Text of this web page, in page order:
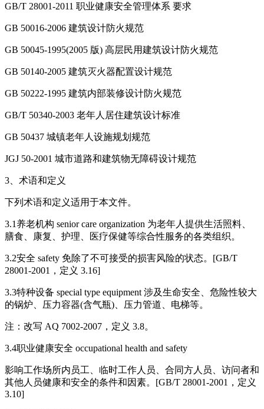
GB/T 28001-2011 职业健康安全管理体系 要求
GB 50016-2006 建筑设计防火规范
GB 50045-1995(2005 版) 高层民用建筑设计防火规范
GB 50140-2005 建筑灭火器配置设计规范
GB 50222-1995 建筑内部装修设计防火规范
GB/T 50340-2003 老年人居住建筑设计标准
GB 50437 城镇老年人设施规划规范
JGJ 50-2001 城市道路和建筑物无障碍设计规范
3、术语和定义
下列术语和定义适用于本文件。
3.1养老机构 senior care organization 为老年人提供生活照料、
膳食、康复、护理、医疗保健等综合性服务的各类组织。
3.2安全 safety 免除了不可接受的损害风险的状态。[GB/T
28001-2001，定义 3.16]
3.3特种设备 special type equipment 涉及生命安全、危险性较大
的锅炉、压力容器(含气瓶)、压力管道、电梯等。
注：改写 AQ 7002-2007，定义 3.8。
3.4职业健康安全 occupational health and safety
影响工作场所内员工、临时工作人员、合同方人员、访问者和
其他人员健康和安全的条件和因素。[GB/T 28001-2001，定义
3.10]